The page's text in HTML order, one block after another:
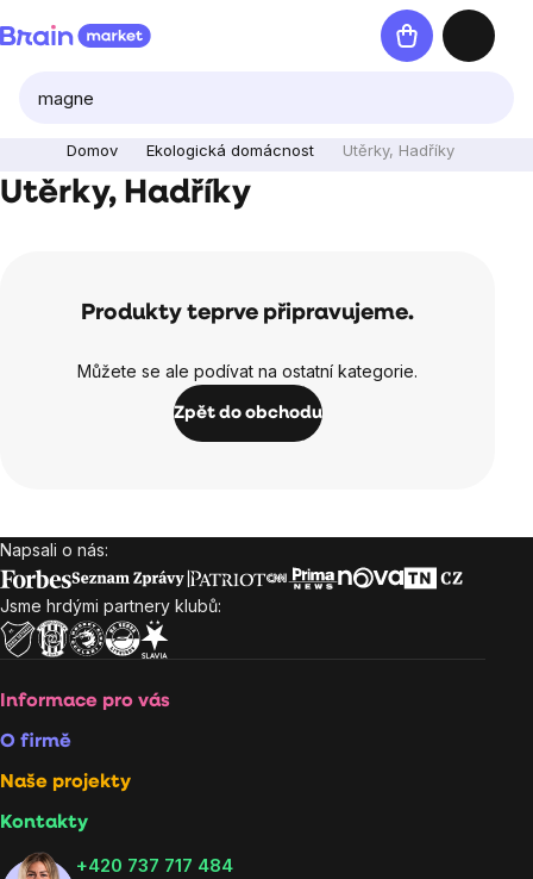
na
Nákupní
košík
Domov Ekologická domácnost Utěrky, Hadříky
Utěrky, Hadříky
Produkty teprve připravujeme.
Můžete se ale podívat na ostatní kategorie.
Zpět do obchodu
Zápatí
Napsali o nás:
Jsme hrdými partnery klubů:
Informace pro vás
O firmě
Naše projekty
Kontakty
+420 737 717 484